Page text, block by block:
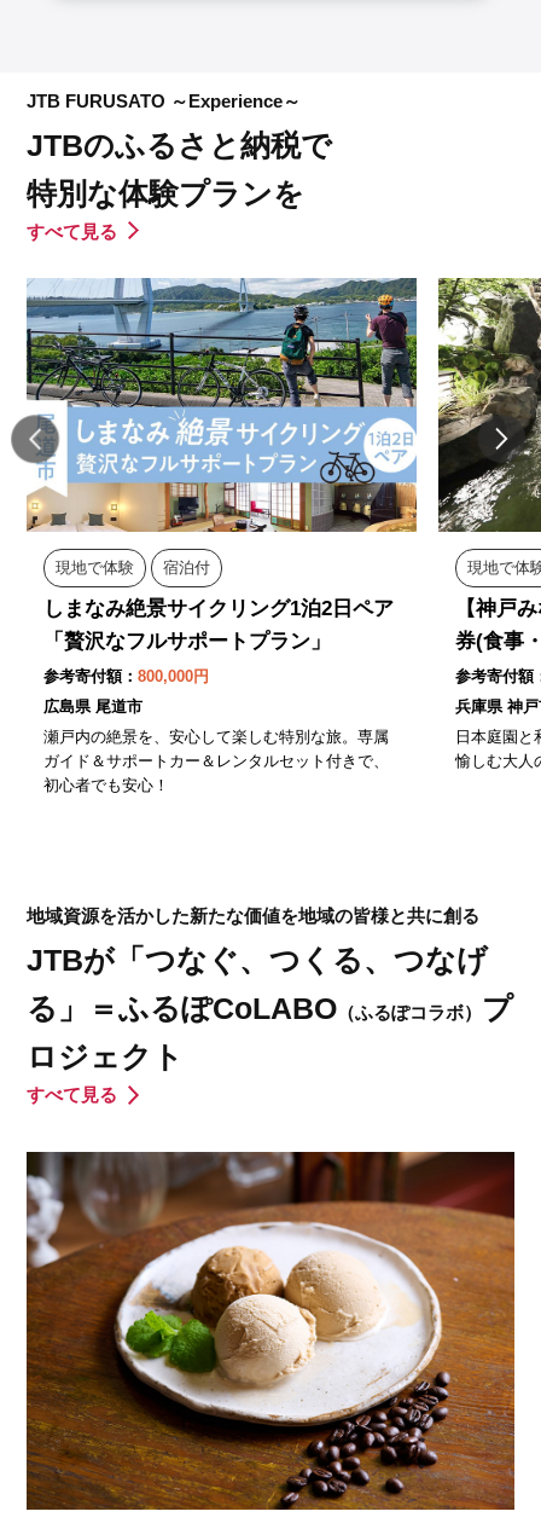
JTB FURUSATO ～Experience～
JTBのふるさと納税で
特別な体験プランを
すべて見る
現地で体験 宿泊付
しまなみ絶景サイクリング1泊2日ペア
「贅沢なフルサポートプラン」
参考寄付額： 800,000円
広島県 尾道市
瀬戸内の絶景を、安心して楽しむ特別な旅。専属
ガイド＆サポートカー＆レンタルセット付きで、
初心者でも安心！
現地で体
【神戸
券(食事
参考寄付額
兵庫県 神
日本庭園と
愉しむ大人
地域資源を活かした新たな価値を地域の皆様と共に創る
JTBが「つなぐ、つくる、つなげ
る」＝ふるぽCoLABO （ふるぽコラボ） プ
ロジェクト
すべて見る